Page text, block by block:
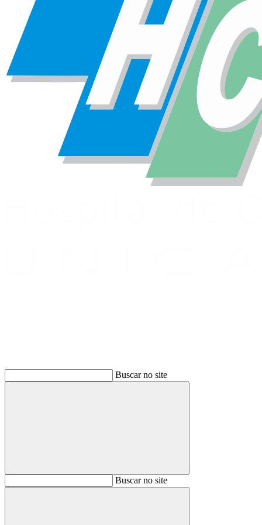
Buscar no site
BuscarBuscar no site